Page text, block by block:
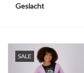
Geslacht
SALE